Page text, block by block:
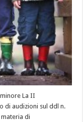
La II
di audizioni sul ddl n.
materia di